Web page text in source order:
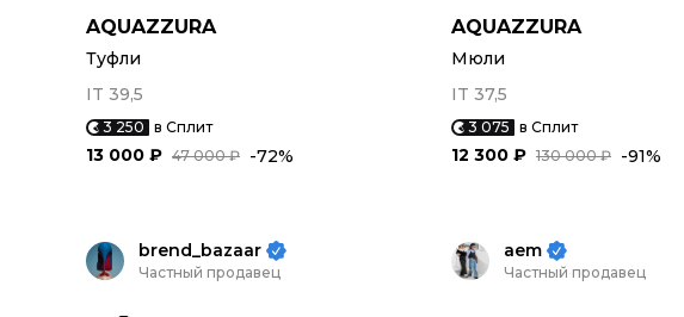
AQUAZZURA
Туфли
IT 39,5
3 250 в Сплит
47 000 ₽
13 000 ₽ -72%
AQUAZZURA
Мюли
IT 37,5
3 075 в Сплит
130 000 ₽
12 300 ₽ -91%
brend_bazaar
Частный продавец
aem
Частный продавец